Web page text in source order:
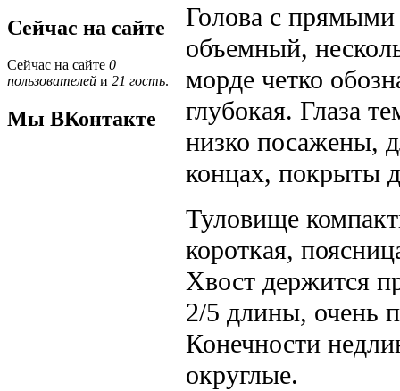
Сейчас на сайте
Сейчас на сайте 0
пользователей и 21 гость.
Мы ВКонтакте
Голова с прямыми
объемный,
морде четко
глубокая. Глаза
низко посажены,
концах, покрыты
Туловище
короткая,
Хвост держится
2/5 длины, очень
Конечности
округлые.